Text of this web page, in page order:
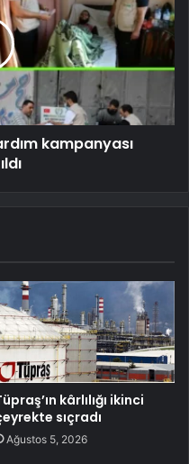
kampanyası
kârlılığı ikinci
sıçradı
Ağustos 5, 2026